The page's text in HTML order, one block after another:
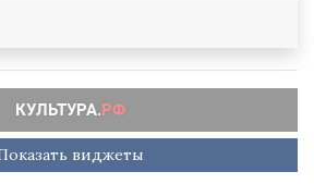
виджеты